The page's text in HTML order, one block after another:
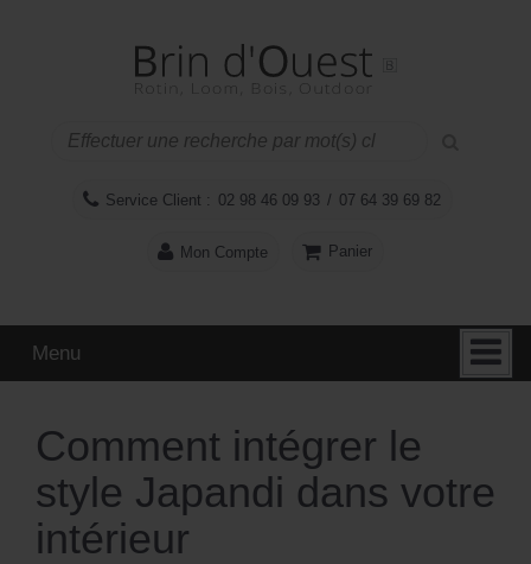
Service Client : 02 98 46 09 93 / 07 64 39 69 82
Mon Compte Panier
Menu
Comment intégrer le
style Japandi dans votre
intérieur